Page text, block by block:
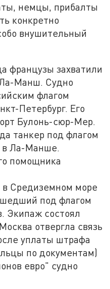
немцы, прибалты
конкретно
внушительный
французы захватили
Ла-Манш. Судно
флагом
Петербург. Его
Булонь-сюр-Мер.
танкер под флагом
в Ла-Манше.
помощника
в Средиземном море
под флагом
Экипаж состоял
отвергла связь
уплаты штрафа
по документам)
евро" судно